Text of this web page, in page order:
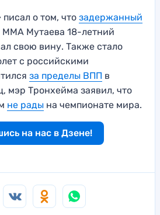
о том, что задержанный
ММА Мутаева 18-летний
свою вину. Также стало
с российскими
за пределы ВПП в
мэр Тронхейма заявил, что
не рады на чемпионате мира.
на нас в Дзене!